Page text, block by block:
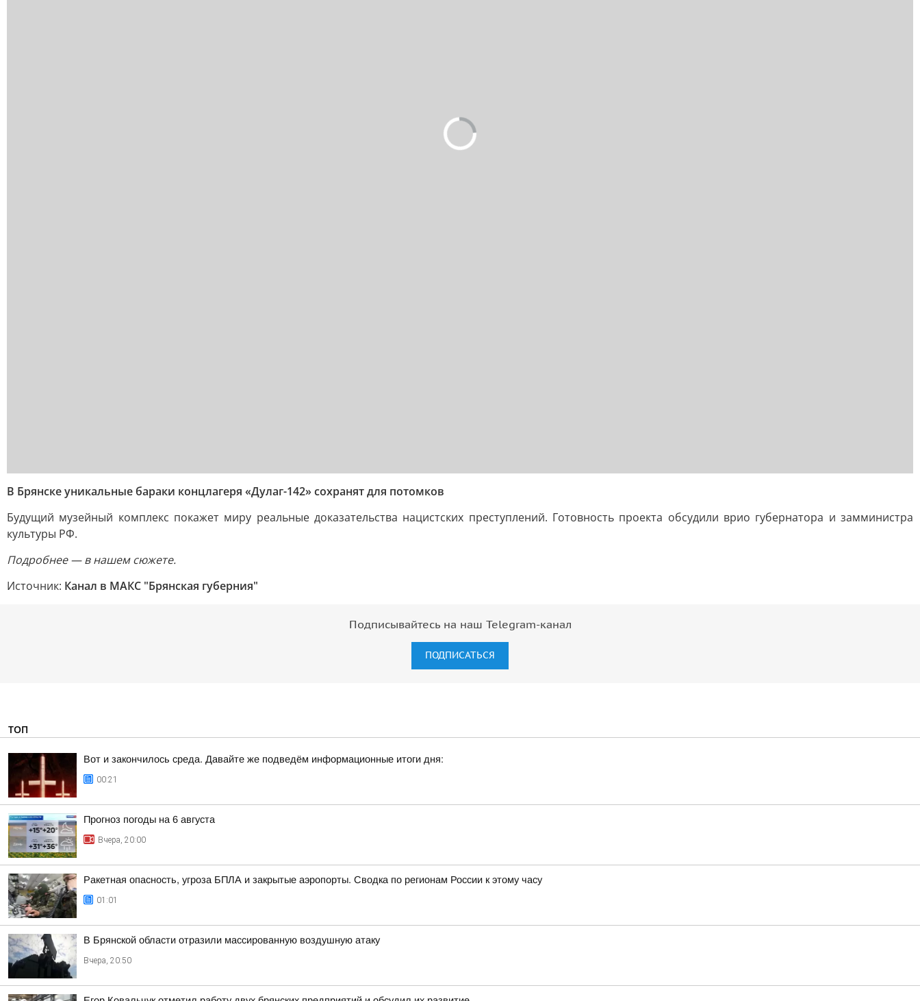
В Брянске уникальные бараки концлагеря «Дулаг-142» сохранят для потомков
Будущий музейный комплекс покажет миру реальные доказательства нацистских преступлений. Готовность проекта обсудили врио губернатора и замминистра
культуры РФ.
Подробнее — в нашем сюжете.
Источник: Канал в МАКС "Брянская губерния"
Подписывайтесь на наш Telegram-канал
ПОДПИСАТЬСЯ
ТОП
Вот и закончилось среда. Давайте же подведём информационные итоги дня:
00:21
Прогноз погоды на 6 августа
Вчера, 20:00
Ракетная опасность, угроза БПЛА и закрытые аэропорты. Сводка по регионам России к этому часу
01:01
В Брянской области отразили массированную воздушную атаку
Вчера, 20:50